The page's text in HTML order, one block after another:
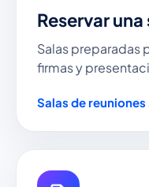
Reservar
Salas preparadas
firmas y
Salas de reuniones